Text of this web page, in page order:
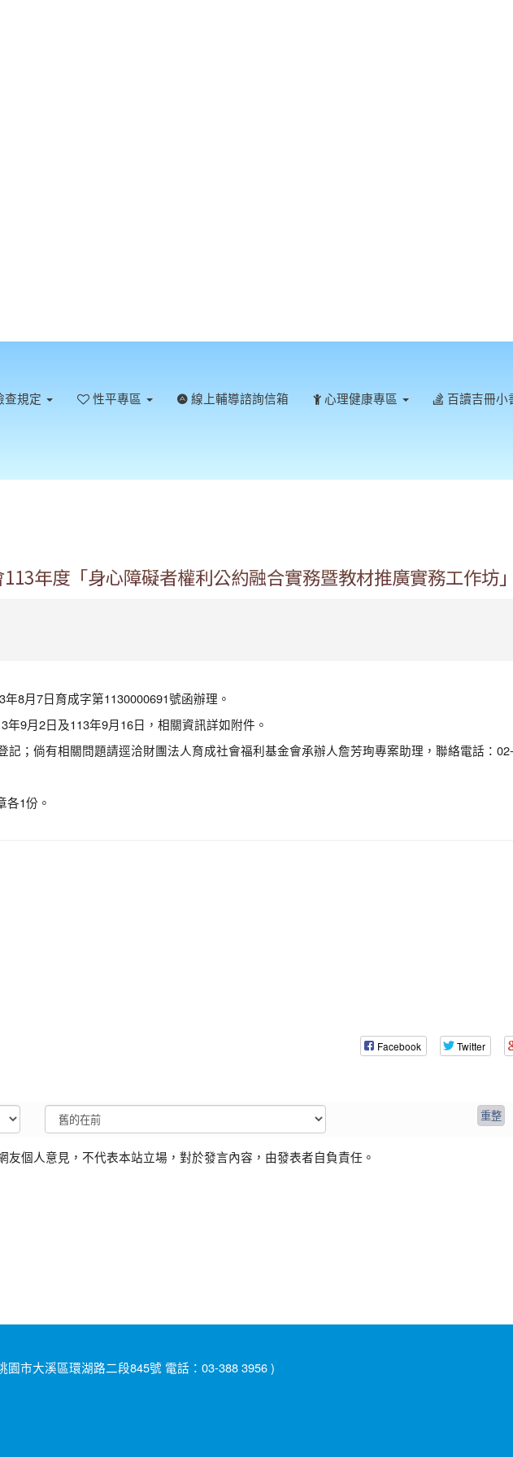
查規定 性平專區 線上輔導諮詢信箱 心理健康專區
百讀吉冊小
年度「身心障礙者權利公約融合實務暨教材推廣實務工作坊
8月7日育成字第1130000691號函辦理。
9月2日及113年9月16日，相關資訊詳如附件。
；倘有相關問題請逕洽財團法人育成社會福利基金會承辦人詹芳珣專案助理，聯絡電話：
各1份。
Facebook Twitter
友個人意見，不代表本站立場，對於發言內容，由發表者自負責任。
市大溪區環湖路二段845號 電話：03-388 3956 )